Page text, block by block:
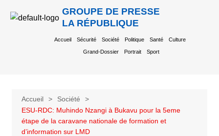
GROUPE DE PRESSE
LA RÉPUBLIQUE
Accueil Sécurité Société Politique Santé Culture
Grand-Dossier Portrait Sport
Accueil
Société
ESU-RDC: Muhindo Nzangi à Bukavu pour la 5eme
étape de la caravane nationale de formation et
d’information sur LMD